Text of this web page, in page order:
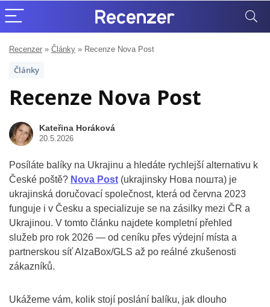
Recenzer » Články » Recenze Nova Post
Články
Recenze Nova Post
Kateřina Horáková
20.5.2026
Posíláte balíky na Ukrajinu a hledáte rychlejší alternativu k
České poště? Nova Post (ukrajinsky Нова пошта) je
ukrajinská doručovací společnost, která od června 2023
funguje i v Česku a specializuje se na zásilky mezi ČR a
Ukrajinou. V tomto článku najdete kompletní přehled
služeb pro rok 2026 — od ceníku přes výdejní místa a
partnerskou síť AlzaBox/GLS až po reálné zkušenosti
zákazníků.
Ukážeme vám, kolik stojí poslání balíku, jak dlouho